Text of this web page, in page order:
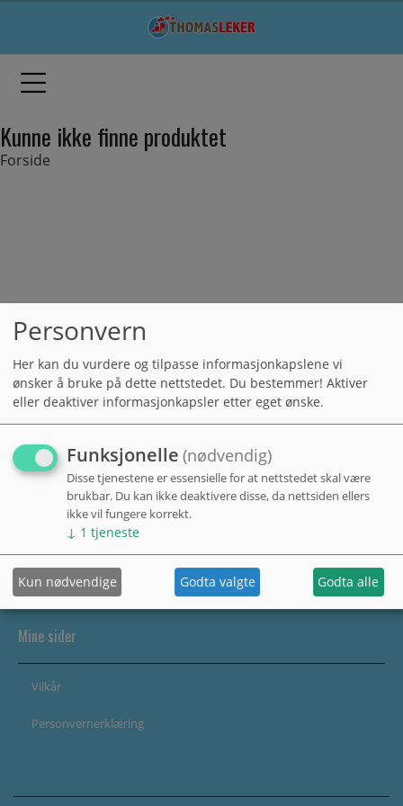
Kunne ikke finne produktet
Forside
Mine sider
Vilkår
Personvernerklæring
Personvern
Her kan du vurdere og tilpasse informasjonkapslene vi
ønsker å bruke på dette nettstedet. Du bestemmer! Aktiver
eller deaktiver informasjonkapsler etter eget ønske.
Funksjonelle (nødvendig)
Disse tjenestene er essensielle for at nettstedet skal være
brukbar. Du kan ikke deaktivere disse, da nettsiden ellers
ikke vil fungere korrekt.
↓ 1 tjeneste
Kun nødvendige Godta valgte Godta alle